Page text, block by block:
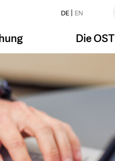
DE EN
Die OST